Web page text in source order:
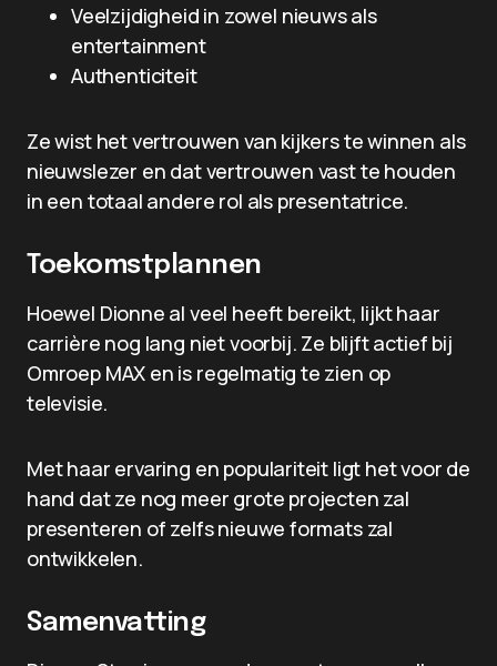
Veelzijdigheid in zowel nieuws als
entertainment
Authenticiteit
Ze wist het vertrouwen van kijkers te winnen als
nieuwslezer en dat vertrouwen vast te houden
in een totaal andere rol als presentatrice.
Toekomstplannen
Hoewel Dionne al veel heeft bereikt, lijkt haar
carrière nog lang niet voorbij. Ze blijft actief bij
Omroep MAX en is regelmatig te zien op
televisie.
Met haar ervaring en populariteit ligt het voor de
hand dat ze nog meer grote projecten zal
presenteren of zelfs nieuwe formats zal
ontwikkelen.
Samenvatting